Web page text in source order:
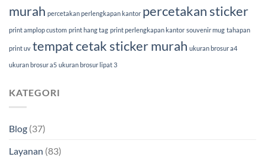
murah percetakan perlengkapan kantor percetakan sticker
print amplop custom print hang tag print perlengkapan kantor souvenir mug tahapan
print uv tempat cetak sticker murah ukuran brosur a4
ukuran brosur a5 ukuran brosur lipat 3
KATEGORI
Blog (37)
Layanan (83)